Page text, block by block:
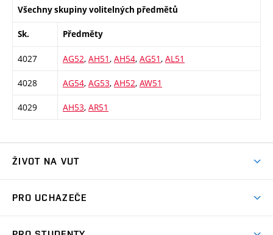
Všechny skupiny volitelných předmětů
Sk. Předměty
4027 AG52, AH51 , AH54, AG51 , AL51
4028 AG54, AG53, AH52, AW51
4029 AH53, AR51
ŽIVOT NA VUT
Koleje
PRO UCHAZEČE